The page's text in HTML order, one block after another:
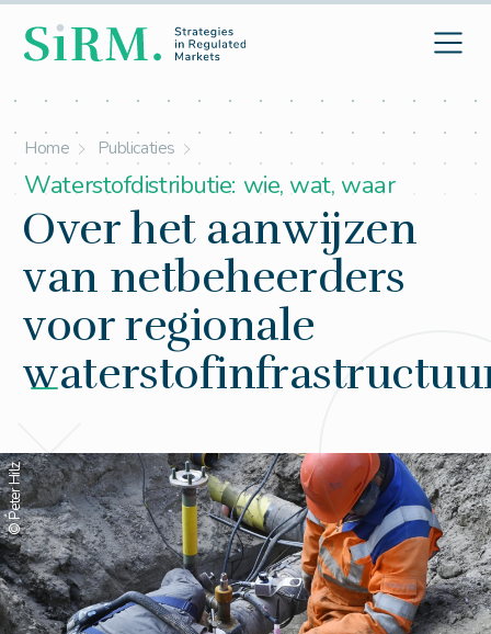
Home Publicaties
Waterstofdistributie: wie, wat, waar
Over het aanwijzen
van netbeheerders
voor regionale
© Peter Hilz